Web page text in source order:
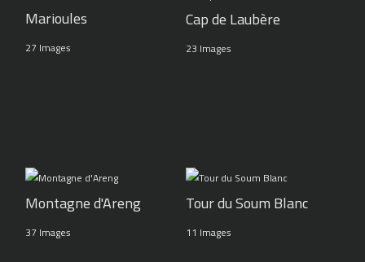
Marioules
27 Images
Cap de Laubère
23 Images
Montagne d'Areng
37 Images
Tour du Soum Blanc
11 Images